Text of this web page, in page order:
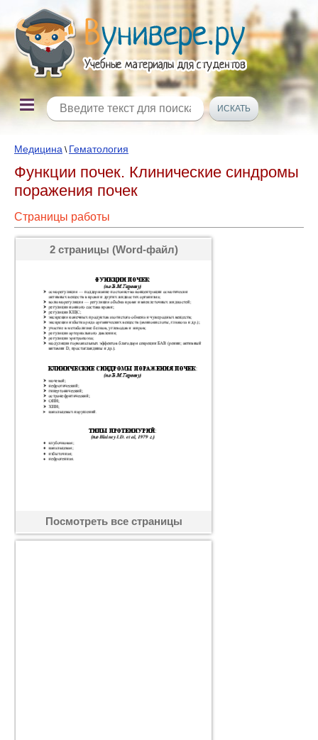
Медицина \ Гематология
Функции почек. Клинические синдромы
поражения почек
Страницы работы
2 страницы (Word-файл)
Посмотреть все страницы